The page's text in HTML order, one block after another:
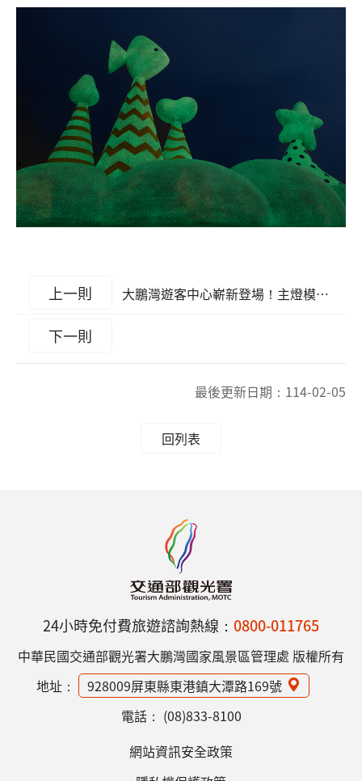
上一則 大鵬灣遊客中心嶄新登場！主燈模型展結合輕食服務 打造盛夏綠洲新體驗
下一則
最後更新日期： 114-02-05
回列表
24小時免付費旅遊諮詢熱線： 0800-011765
中華民國交通部觀光署大鵬灣國家風景區管理處 版權所有
地址：
928009屏東縣東港鎮大潭路169號
電話： (08)833-8100
網站資訊安全政策